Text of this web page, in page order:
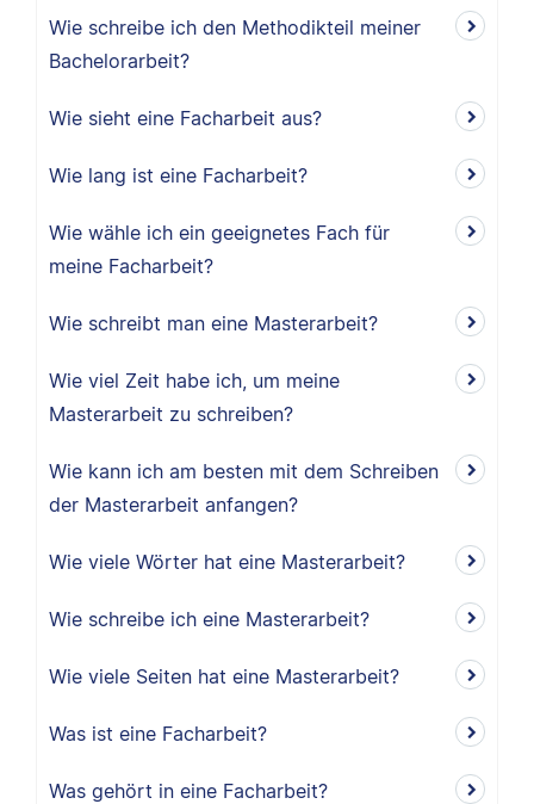
Wie schreibe ich den Methodikteil meiner
Bachelorarbeit?
Wie sieht eine Facharbeit aus?
Wie lang ist eine Facharbeit?
Wie wähle ich ein geeignetes Fach für
meine Facharbeit?
Wie schreibt man eine Masterarbeit?
Wie viel Zeit habe ich, um meine
Masterarbeit zu schreiben?
Wie kann ich am besten mit dem Schreiben
der Masterarbeit anfangen?
Wie viele Wörter hat eine Masterarbeit?
Wie schreibe ich eine Masterarbeit?
Wie viele Seiten hat eine Masterarbeit?
Was ist eine Facharbeit?
Was gehört in eine Facharbeit?